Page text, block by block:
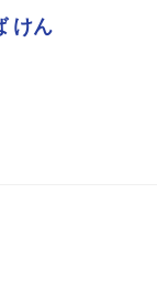
けん